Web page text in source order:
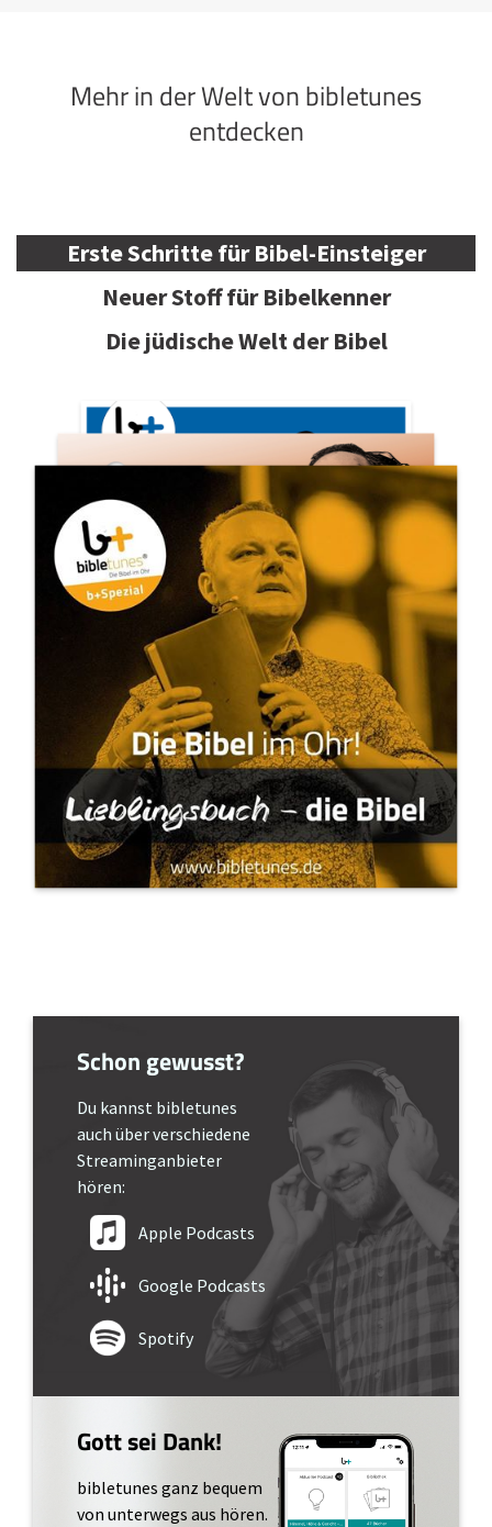
Mehr in der Welt von bibletunes
entdecken
Erste Schritte für Bibel-Einsteiger
Neuer Stoff für Bibelkenner
Die jüdische Welt der Bibel
Schon gewusst?
Du kannst bibletunes
auch über verschiedene
Streaminganbieter
hören:
Apple Podcasts
Google Podcasts
Spotify
Gott sei Dank!
bibletunes ganz bequem
von unterwegs aus hören.